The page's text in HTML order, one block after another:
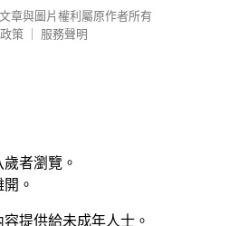
文章與圖片權利屬原作者所有
策
服務聲明
者瀏覽。
。
提供給未成年人士。